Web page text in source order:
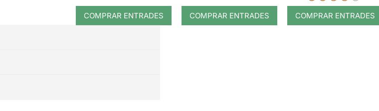
COMPRAR ENTRADES COMPRAR ENTRADES COMPRAR ENTRADES